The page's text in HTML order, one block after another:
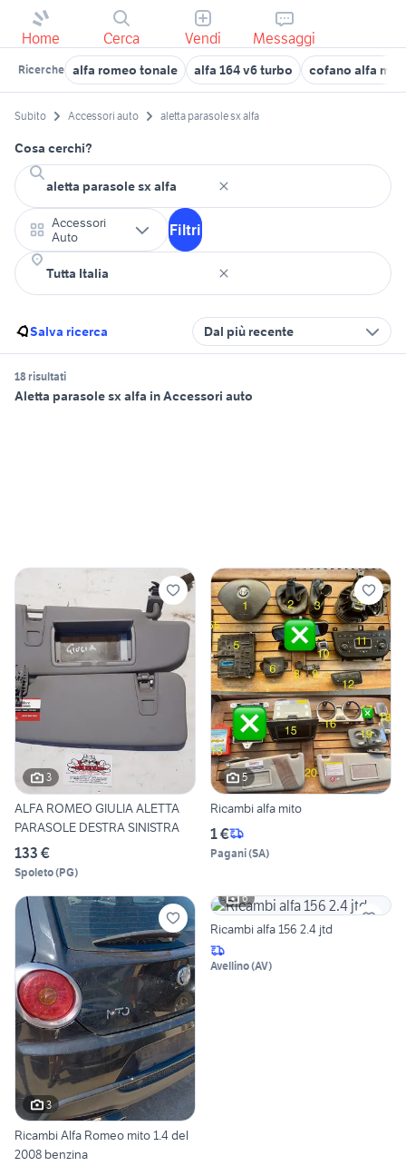
Home Cerca Vendi Messaggi
Ricerche alfa romeo tonale alfa 164 v6 turbo cofano alfa mito
Subito Accessori auto aletta parasole sx alfa
Cosa cerchi?
Accessori
Auto
Filtri
Salva ricerca Dal più recente
18 risultati
Aletta parasole sx alfa in Accessori auto
3
ALFA ROMEO GIULIA ALETTA
PARASOLE DESTRA SINISTRA
133 €
Spoleto(PG)
5
Ricambi alfa mito
1 €
Pagani(SA)
3
Ricambi Alfa Romeo mito 1.4 del
2008 benzina
6
Ricambi alfa 156 2.4 jtd
Avellino(AV)